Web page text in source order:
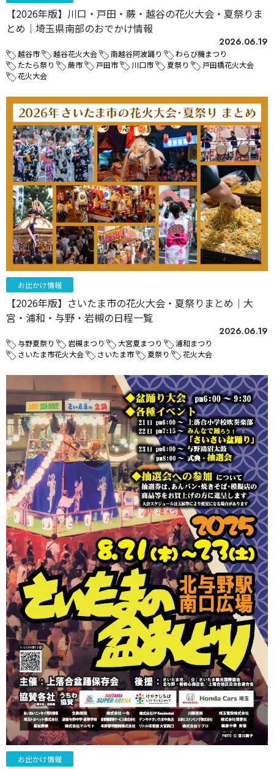
【2026年版】川口・戸田・蕨・越谷の花火大会・夏祭りま
とめ｜埼玉県南部のおでかけ情報
2026.06.19
越谷市 越谷花火大会 南越谷阿波踊り
わらび機まつり
たたら祭り
蕨市 戸田市 川口市 夏祭り
戸田橋花火大会
花火大会
お出かけ情報
【2026年版】さいたま市の花火大会・夏祭りまとめ｜大
宮・浦和・与野・岩槻の日程一覧
2026.06.19
与野夏祭り 岩槻まつり 大宮夏まつり
浦和まつり
さいたま市花火大会
さいたま市 夏祭り 花火大会
お出かけ情報